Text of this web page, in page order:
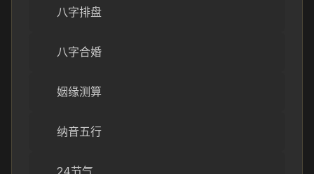
八字排盘
八字合婚
姻缘测算
纳音五行
24节气